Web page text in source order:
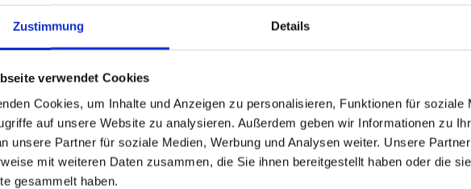
Zustimmung Details
verwendet Cookies
Cookies, um Inhalte und Anzeigen zu personalisieren, Funktionen für soziale
auf unsere Website zu analysieren. Außerdem geben wir Informationen zu
unsere Partner für soziale Medien, Werbung und Analysen weiter. Unsere
mit weiteren Daten zusammen, die Sie ihnen bereitgestellt haben oder die
gesammelt haben.